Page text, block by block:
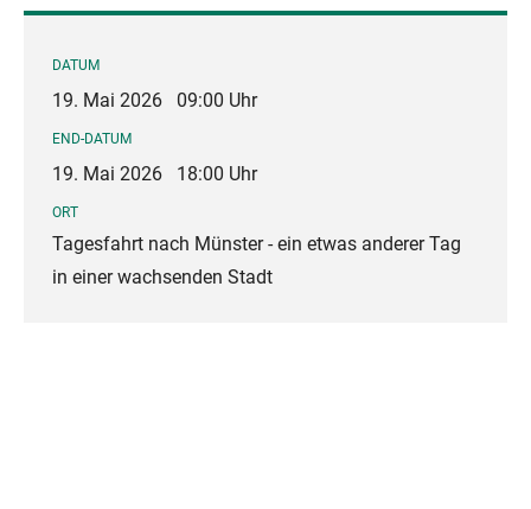
DATUM
19. Mai 2026 09:00 Uhr
END-DATUM
19. Mai 2026 18:00 Uhr
ORT
Tagesfahrt nach Münster - ein etwas anderer Tag
in einer wachsenden Stadt